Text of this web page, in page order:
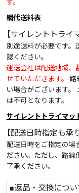
す。
網代送料表
【サイレントトライ
別途送料が必要です。
認ください。
運送会社は配送地域、
せていただきます。
路
い場合がございます。
は不可となります。
サイレントトライマッ
【配送日時指定も承
配送日時をご指定の場
ださい。ただし、路線
了承ください。
■返品・交換につい